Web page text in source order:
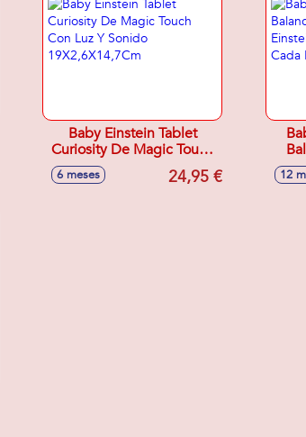
Baby Einstein Tablet
Curiosity De Magic Touch
Con Luz Y Sonido
19X2,6X14,7Cm
6 meses 24,95 € 12